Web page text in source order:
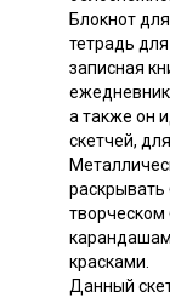
Блокнот
тетрадь
записная
а также он
скетчей,
раскрывать
красками.
Данный